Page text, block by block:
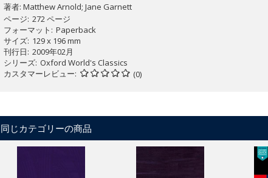
著者: Matthew Arnold; Jane Garnett
ページ 272 ページ
フォーマット
Paperback
サイズ 129 x 196 mm
刊行日 2009年02月
シリーズ Oxford World's Classics
カスタマーレビュー
(0)
同じカテゴリーの商品